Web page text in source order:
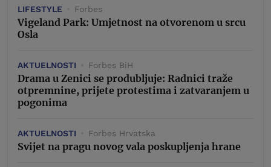
LIFESTYLE Forbes
Vigeland Park: Umjetnost na otvorenom u srcu
Osla
AKTUELNOSTI Forbes BiH
Drama u Zenici se produbljuje: Radnici traže
otpremnine, prijete protestima i zatvaranjem u
pogonima
AKTUELNOSTI Forbes Hrvatska
Svijet na pragu novog vala poskupljenja hrane